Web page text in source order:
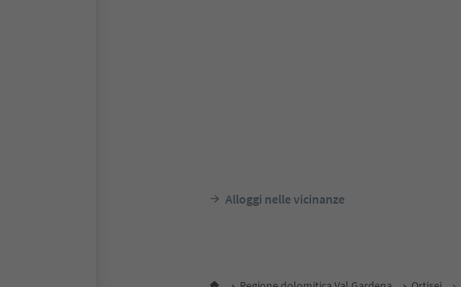
Alloggi nelle vicinanze